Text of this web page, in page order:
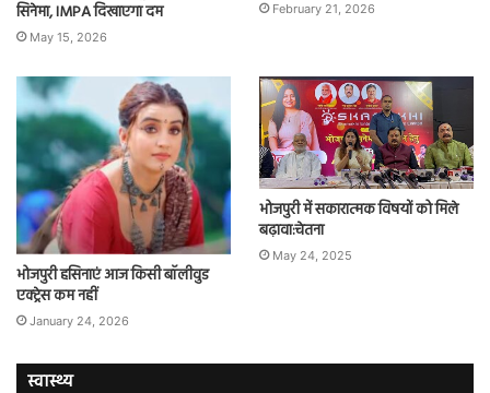
सिनेमा, IMPA दिखाएगा दम
May 15, 2026
February 21, 2026
भोजपुरी हसिनाएं आज किसी बॉलीवुड
एक्ट्रेस कम नहीं
January 24, 2026
भोजपुरी में सकारात्मक विषयों को मिले
बढ़ावा:चेतना
May 24, 2025
स्वास्थ्य